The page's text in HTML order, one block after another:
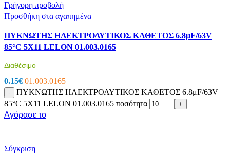
Γρήγορη προβολή
Προσθήκη στα αγαπημένα
ΠΥΚΝΩΤΗΣ ΗΛΕΚΤΡΟΛΥΤΙΚΟΣ ΚΑΘΕΤΟΣ 6.8μF/63V
85°C 5X11 LELON 01.003.0165
Διαθέσιμο
0.15€ 01.003.0165
-
ΠΥΚΝΩΤΗΣ ΗΛΕΚΤΡΟΛΥΤΙΚΟΣ ΚΑΘΕΤΟΣ 6.8μF/63V
85°C 5X11 LELON 01.003.0165 ποσότητα
+
Αγόρασε το
Σύγκριση